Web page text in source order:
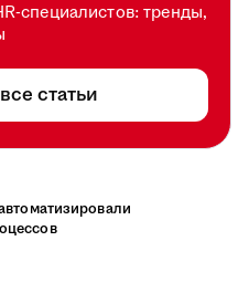
специалистов: тренды,
статьи